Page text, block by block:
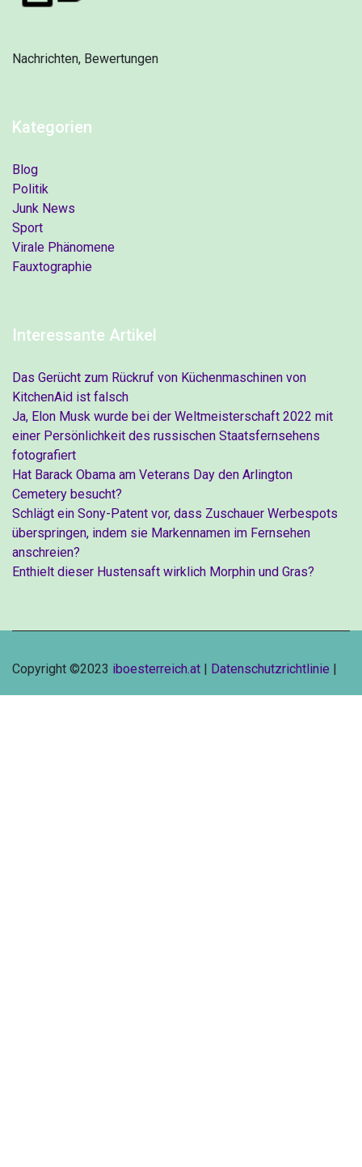
Nachrichten, Bewertungen
Kategorien
Blog
Politik
Junk News
Sport
Virale Phänomene
Fauxtographie
Interessante Artikel
Das Gerücht zum Rückruf von Küchenmaschinen von
KitchenAid ist falsch
Ja, Elon Musk wurde bei der Weltmeisterschaft 2022 mit
einer Persönlichkeit des russischen Staatsfernsehens
fotografiert
Hat Barack Obama am Veterans Day den Arlington
Cemetery besucht?
Schlägt ein Sony-Patent vor, dass Zuschauer Werbespots
überspringen, indem sie Markennamen im Fernsehen
anschreien?
Enthielt dieser Hustensaft wirklich Morphin und Gras?
Copyright ©2023 iboesterreich.at | Datenschutzrichtlinie |